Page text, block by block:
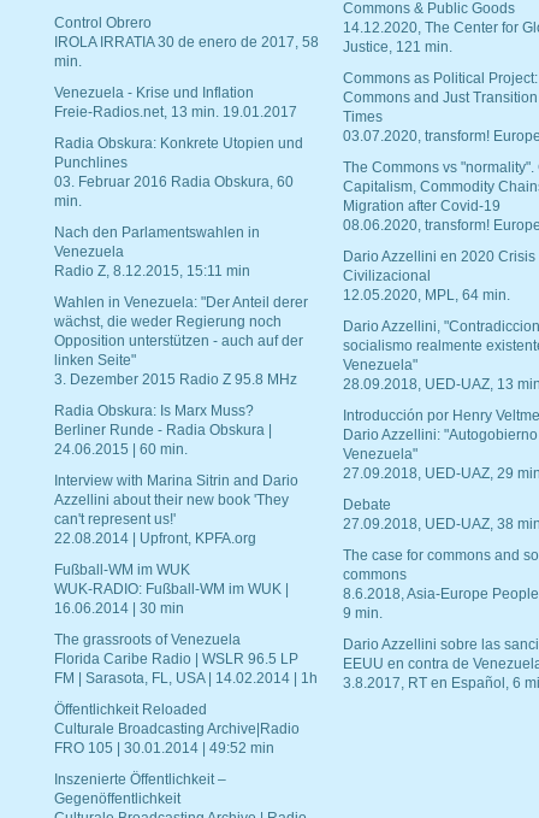
Control Obrero
IROLA IRRATIA 30 de enero de 2017, 58
min.
Venezuela - Krise und Inflation
Freie-Radios.net, 13 min. 19.01.2017
Radia Obskura: Konkrete Utopien und
Punchlines
03. Februar 2016 Radia Obskura, 60
min.
Nach den Parlamentswahlen in
Venezuela
Radio Z, 8.12.2015, 15:11 min
Wahlen in Venezuela: "Der Anteil derer
wächst, die weder Regierung noch
Opposition unterstützen - auch auf der
linken Seite"
3. Dezember 2015 Radio Z 95.8 MHz
Radia Obskura: Is Marx Muss?
Berliner Runde - Radia Obskura |
24.06.2015 | 60 min.
Interview with Marina Sitrin and Dario
Azzellini about their new book 'They
can't represent us!'
22.08.2014 | Upfront, KPFA.org
Fußball-WM im WUK
WUK-RADIO: Fußball-WM im WUK |
16.06.2014 | 30 min
The grassroots of Venezuela
Florida Caribe Radio | WSLR 96.5 LP
FM | Sarasota, FL, USA | 14.02.2014 | 1h
Öffentlichkeit Reloaded
Culturale Broadcasting Archive|Radio
FRO 105 | 30.01.2014 | 49:52 min
Inszenierte Öffentlichkeit –
Gegenöffentlichkeit
Commons & Public Goods
14.12.2020, The Center for
Justice, 121 min.
Commons as Political Project:
Commons and Just
Times
03.07.2020, transform!
The Commons vs "normality".
Capitalism, Commodity
Migration after Covid-19
08.06.2020, transform!
Dario Azzellini en 2020 Crisis
Civilizacional
12.05.2020, MPL, 64 min.
Dario Azzellini,
socialismo realmente
Venezuela"
28.09.2018, UED-UAZ, 13
Introducción por Henry
Dario Azzellini:
Venezuela"
27.09.2018, UED-UAZ, 29
Debate
27.09.2018, UED-UAZ, 38
The case for commons and
commons
8.6.2018, Asia-Europe
9 min.
Dario Azzellini sobre las
EEUU en contra de
3.8.2017, RT en Español, 6